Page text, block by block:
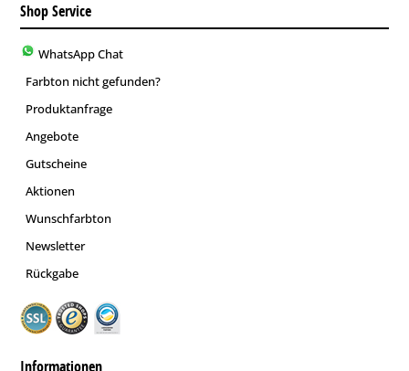
Shop Service
WhatsApp Chat
Farbton nicht gefunden?
Produktanfrage
Angebote
Gutscheine
Aktionen
Wunschfarbton
Newsletter
Rückgabe
Informationen